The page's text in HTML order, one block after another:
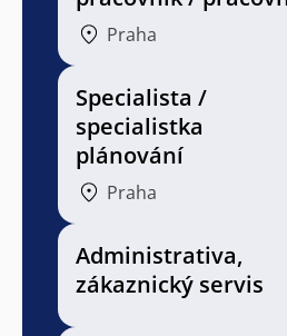
Praha
Specialista /
specialistka
plánování
Praha
Administrativa,
zákaznický servis